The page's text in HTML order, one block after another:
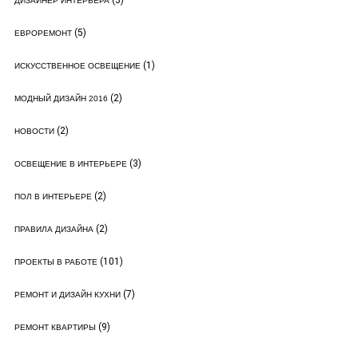
ЕВРОРЕМОНТ(5)
ИСКУССТВЕННОЕ ОСВЕЩЕНИЕ(1)
МОДНЫЙ ДИЗАЙН 2016 (2)
НОВОСТИ(2)
ОСВЕЩЕНИЕ В ИНТЕРЬЕРЕ(3)
ПОЛ В ИНТЕРЬЕРЕ(2)
ПРАВИЛА ДИЗАЙНА(2)
ПРОЕКТЫ В РАБОТЕ(101)
РЕМОНТ И ДИЗАЙН КУХНИ(7)
РЕМОНТ КВАРТИРЫ (9)